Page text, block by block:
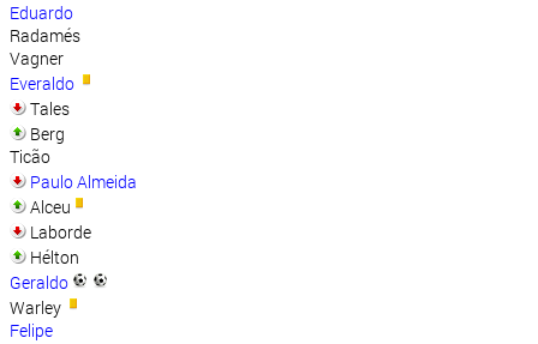
Eduardo
Radamés
Vagner
Everaldo
Tales
Berg
Ticão
Paulo Almeida
Alceu
Laborde
Hélton
Geraldo
Warley
Felipe